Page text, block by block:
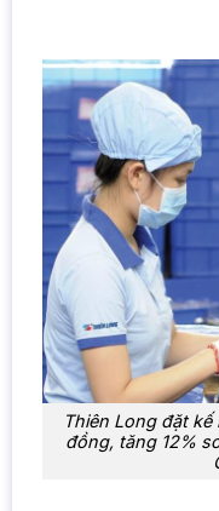
Thiên Long đặt
đồng, tăng 12%